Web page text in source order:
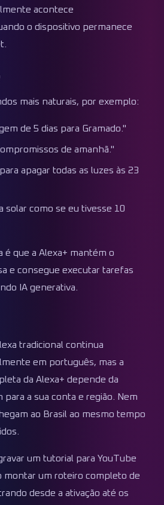
acontece
o dispositivo permanece
mais naturais, por exemplo:
de 5 dias para Gramado."
de amanhã."
apagar todas as luzes às 23
solar como se eu tivesse 10
é que a Alexa+ mantém o
e consegue executar tarefas
IA generativa.
tradicional continua
em português, mas a
da Alexa+ depende da
para a sua conta e região. Nem
ao Brasil ao mesmo tempo
um tutorial para YouTube
montar um roteiro completo de
desde a ativação até os